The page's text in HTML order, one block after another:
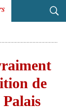
de
Palais